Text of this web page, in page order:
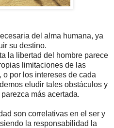
del alma humana, ya
su destino.
la libertad del hombre parece
limitaciones de las
por los intereses de cada
eludir tales obstáculos y
más acertada.
son correlativas en el ser y
la responsabilidad la